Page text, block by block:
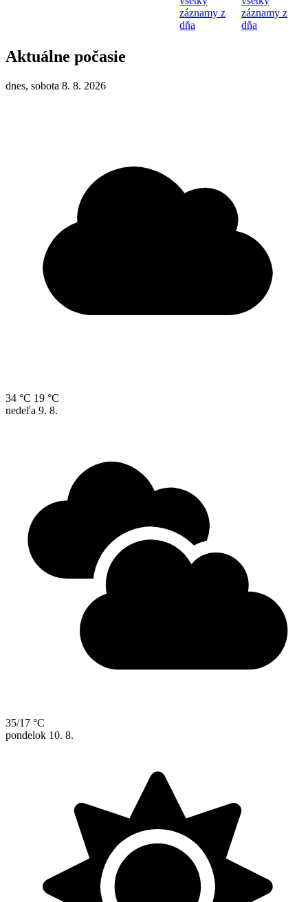
záznamy z
dňa
záznamy z
dňa
Aktuálne počasie
dnes, sobota 8. 8. 2026
34 °C 19 °C
nedeľa 9. 8.
35/17 °C
pondelok 10. 8.